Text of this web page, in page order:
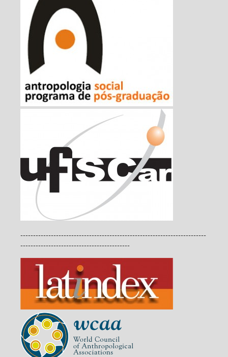
-------------------------------------------------------------------------
-------------------------------------------